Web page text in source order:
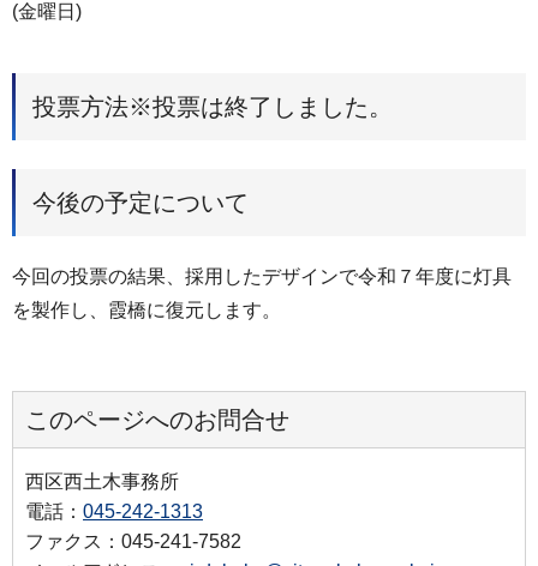
(金曜日)
投票方法※投票は終了しました。
今後の予定について
今回の投票の結果、採用したデザインで令和７年度に灯具
を製作し、霞橋に復元します。
このページへのお問合せ
西区西土木事務所
電話： 045-242-1313
ファクス：045-241-7582